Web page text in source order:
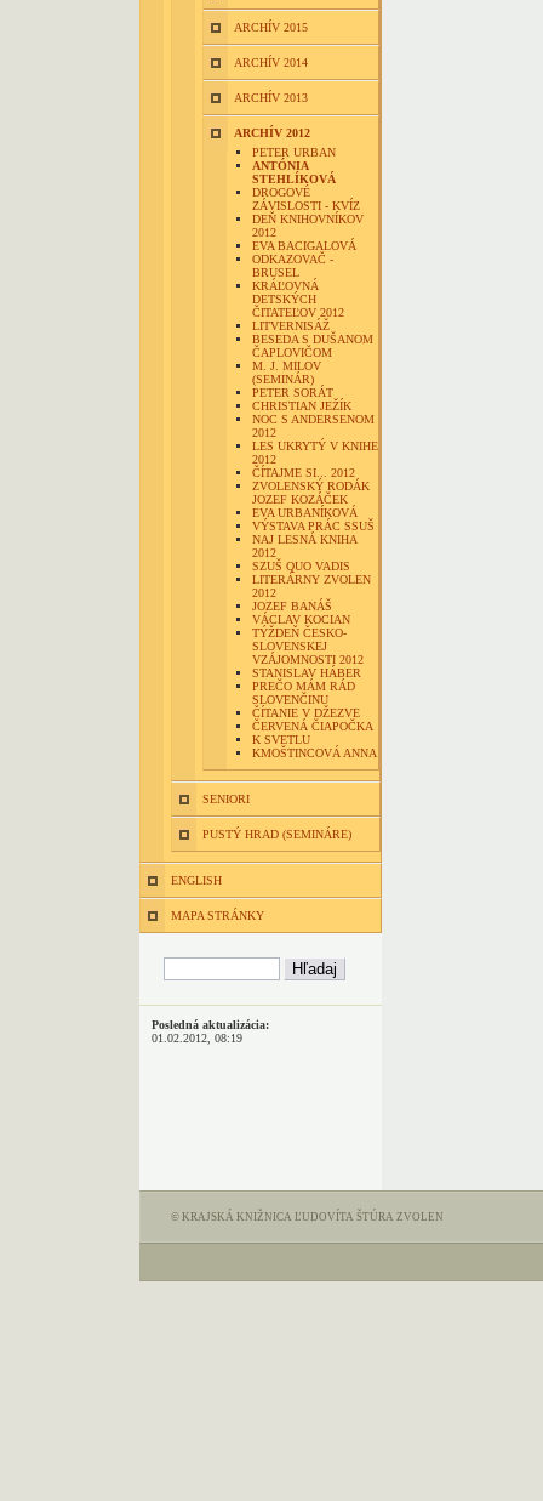
ARCHÍV 2015
ARCHÍV 2014
ARCHÍV 2013
ARCHÍV 2012
PETER URBAN
ANTÓNIA
STEHLÍKOVÁ
DROGOVÉ
ZÁVISLOSTI - KVÍZ
DEŇ KNIHOVNÍKOV
2012
EVA BACIGALOVÁ
ODKAZOVAČ -
BRUSEL
KRÁĽOVNÁ
DETSKÝCH
ČITATEĽOV 2012
LITVERNISÁŽ
BESEDA S DUŠANOM
ČAPLOVIČOM
M. J. MILOV
(SEMINÁR)
PETER SORÁT
CHRISTIAN JEŽÍK
NOC S ANDERSENOM
2012
LES UKRYTÝ V KNIHE
2012
ČÍTAJME SI... 2012
ZVOLENSKÝ RODÁK
JOZEF KOZÁČEK
EVA URBANÍKOVÁ
VÝSTAVA PRÁC SSUŠ
NAJ LESNÁ KNIHA
2012
SZUŠ QUO VADIS
LITERÁRNY ZVOLEN
2012
JOZEF BANÁŠ
VÁCLAV KOCIAN
TÝŽDEŇ ČESKO-
SLOVENSKEJ
VZÁJOMNOSTI 2012
STANISLAV HÁBER
PREČO MÁM RÁD
SLOVENČINU
ČÍTANIE V DŽEZVE
ČERVENÁ ČIAPOČKA
K SVETLU
KMOŠTINCOVÁ ANNA
SENIORI
PUSTÝ HRAD (SEMINÁRE)
ENGLISH
MAPA STRÁNKY
Posledná aktualizácia:
01.02.2012, 08:19
© KRAJSKÁ KNIŽNICA ĽUDOVÍTA ŠTÚRA ZVOLEN